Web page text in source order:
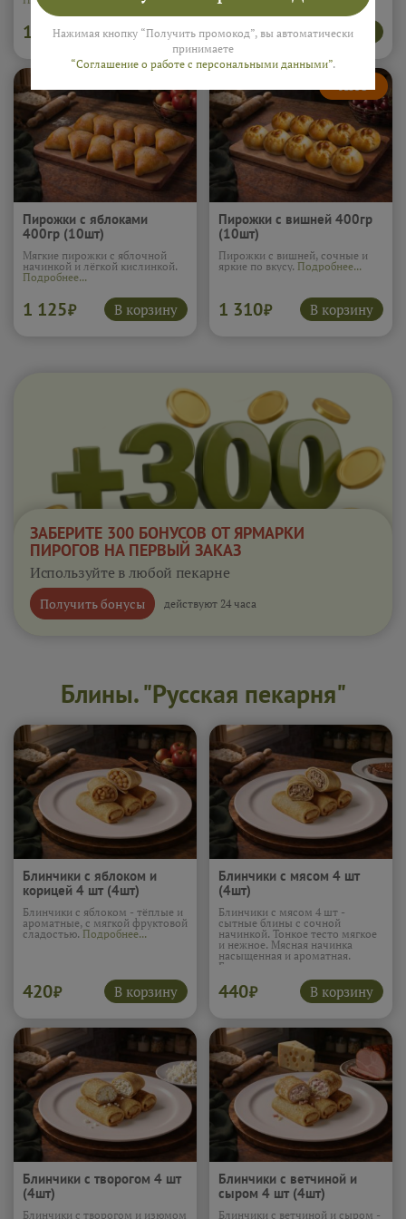
1 060₽ В корзину 1 100₽ В корзину
Пирожки с яблоками
400гр (10шт)
Мягкие пирожки с яблочной
начинкой и лёгкой кислинкой.
Подробнее...
1 125₽ В корзину
Пирожки с вишней 400гр
(10шт)
Пирожки с вишней, сочные и
яркие по вкусу. Подробнее...
1 310₽ В корзину
ЗАБЕРИТЕ 300 БОНУСОВ ОТ ЯРМАРКИ
ПИРОГОВ НА ПЕРВЫЙ ЗАКАЗ
Используйте в любой пекарне
Получить бонусы действуют 24 часа
Блины. "Русская пекарня"
Блинчики с яблоком и
корицей 4 шт (4шт)
Блинчики с яблоком - тёплые и
ароматные, с мягкой фруктовой
сладостью. Подробнее...
420₽ В корзину
Блинчики с мясом 4 шт
(4шт)
Блинчики с мясом 4 шт -
сытные блины с сочной
начинкой. Тонкое тесто мягкое
и нежное. Мясная начинка
насыщенная и ароматная.
Блины хорошо насыщают и
подходят для обеда. Вкус
домашний и
сбалансированный.
440₽ В корзину
Блинчики с творогом 4 шт
(4шт)
Блинчики с творогом и изюмом
Блинчики с ветчиной и
сыром 4 шт (4шт)
Блинчики с ветчиной и сыром -
Нажимая кнопку “Получить промокод”, вы автоматически
принимаете
“Соглашение о работе с персональными данными”.